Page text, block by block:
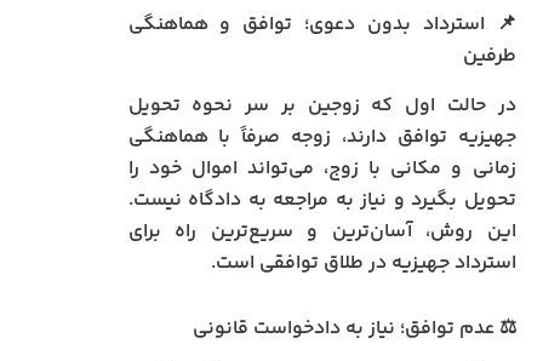
📌 استرداد بدون دعوی؛ توافق و هماهنگی
طرفین
در حالت اول که زوجین بر سر نحوه تحویل
جهیزیه توافق دارند، زوجه صرفاً با هماهنگی
زمانی و مکانی با زوج، می‌تواند اموال خود را
تحویل بگیرد و نیاز به مراجعه به دادگاه نیست.
این روش، آسان‌ترین و سریع‌ترین راه برای
استرداد جهیزیه در طلاق توافقی است.
⚖️ عدم توافق؛ نیاز به دادخواست قانونی